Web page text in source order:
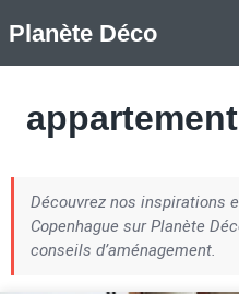
Planète Déco
Appartement Design
Design Suédois En Quelques
Découvrez nos inspirations
Copenhague sur Planète
conseils d’aménagement.